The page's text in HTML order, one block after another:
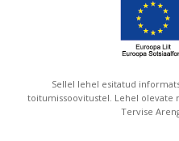
Sellel lehel esitatud
toitumissoovitustel. Lehel olevate
Tervise